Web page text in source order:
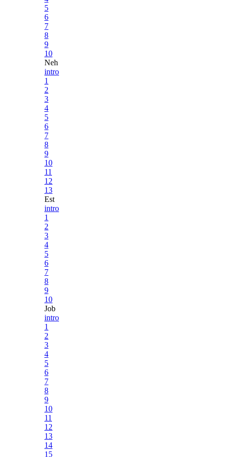
5
6
7
8
9
10
Neh
intro
1
2
3
4
5
6
7
8
9
10
11
12
13
Est
intro
1
2
3
4
5
6
7
8
9
10
Job
intro
1
2
3
4
5
6
7
8
9
10
11
12
13
14
15